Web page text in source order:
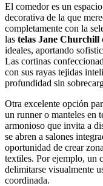
El comedor es un
decorativa de la que
completamente con la
las telas Jane Churchill
ideales, aportando
Las cortinas
con sus rayas tejidas
profundidad sin
Otra excelente opción
un runner o manteles en
armonioso que invita a
se abren a salones
oportunidad de crear
textiles. Por ejemplo, un
delimitarse visualmente
coordinada.